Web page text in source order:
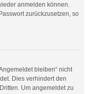
anmelden können.
zurückzusetzen, so
bleiben“ nicht
Dies verhindert den
Um angemeldet zu